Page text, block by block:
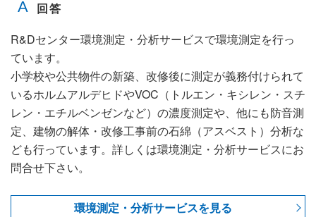
R&Dセンター環境測定・分析サービスで環境測定を行っ
ています。
小学校や公共物件の新築、改修後に測定が義務付けられて
いるホルムアルデヒドやVOC（トルエン・キシレン・スチ
レン・エチルベンゼンなど）の濃度測定や、他にも防音測
定、建物の解体・改修工事前の石綿（アスベスト）分析な
ども行っています。詳しくは環境測定・分析サービスにお
問合せ下さい。
環境測定・分析サービスを見る